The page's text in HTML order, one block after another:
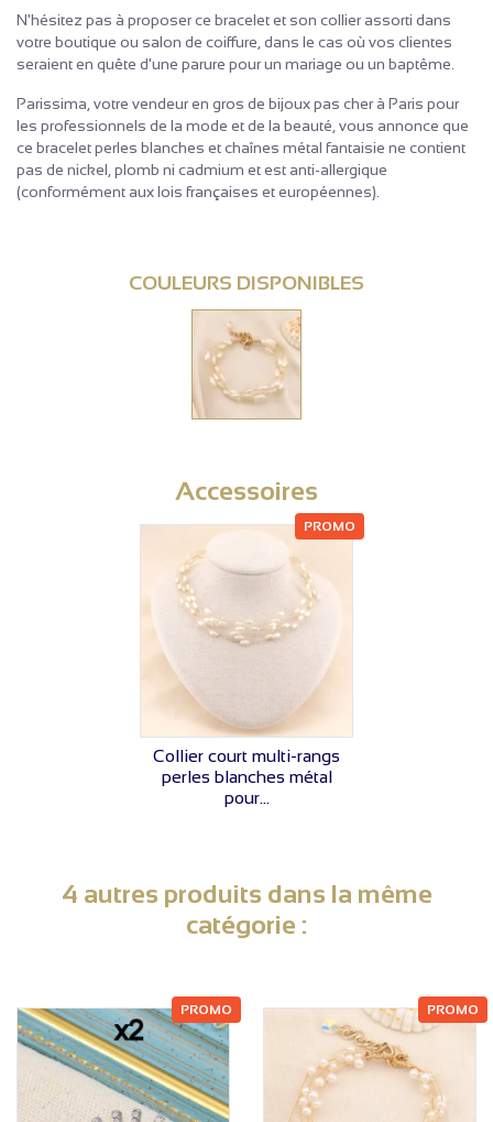
N'hésitez pas à proposer ce bracelet et son collier assorti dans
votre boutique ou salon de coiffure, dans le cas où vos clientes
seraient en quête d'une parure pour un mariage ou un baptême.
Parissima, votre vendeur en gros de bijoux pas cher à Paris pour
les professionnels de la mode et de la beauté, vous annonce que
ce bracelet perles blanches et chaînes métal fantaisie ne contient
pas de nickel, plomb ni cadmium et est anti-allergique
(conformément aux lois françaises et européennes).
COULEURS DISPONIBLES
Accessoires
VOIR LE PRIX
Collier court multi-rangs
perles blanches métal
pour...
PROMO
4 autres produits dans la même
catégorie :
PROMO PROMO